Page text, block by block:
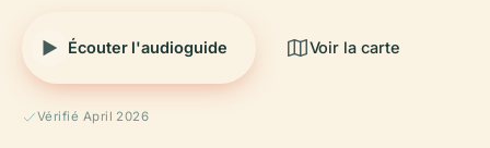
Écouter l'audioguide Voir la carte
Vérifié April 2026